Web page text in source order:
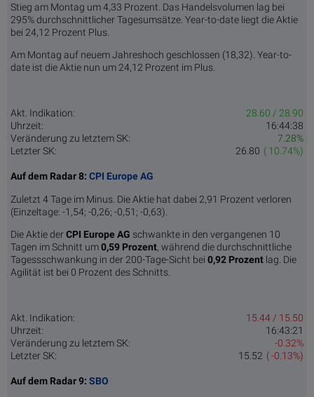
Stieg am Montag um 4,33 Prozent. Das Handelsvolumen lag bei
295% durchschnittlicher Tagesumsätze. Year-to-date liegt die Aktie
bei 24,12 Prozent Plus.
Am Montag auf neuem Jahreshoch geschlossen (18,32). Year-to-
date ist die Aktie nun um 24,12 Prozent im Plus.
Akt. Indikation:
28.60 / 28.90
Uhrzeit:
16:44:38
Veränderung zu letztem SK:
7.28%
Letzter SK:
( 10.74%)
26.80
Auf dem Radar 8: CPI Europe AG
Zuletzt 4 Tage im Minus. Die Aktie hat dabei 2,91 Prozent verloren
(Einzeltage: -1,54; -0,26; -0,51; -0,63).
Die Aktie derCPI Europe AG schwankte in den vergangenen 10
Tagen im Schnitt um0,59 Pro­zent, während die durchschnittliche
Tagessschwankung in der 200-Tage-Sicht bei 0,92 Prozent lag. Die
Agilität ist bei 0 Prozent des Schnitts.
Akt. Indikation:
15.44 / 15.50
Uhrzeit:
16:43:21
Veränderung zu letztem SK:
-0.32%
Letzter SK:
( -0.13%)
15.52
Auf dem Radar 9: SBO